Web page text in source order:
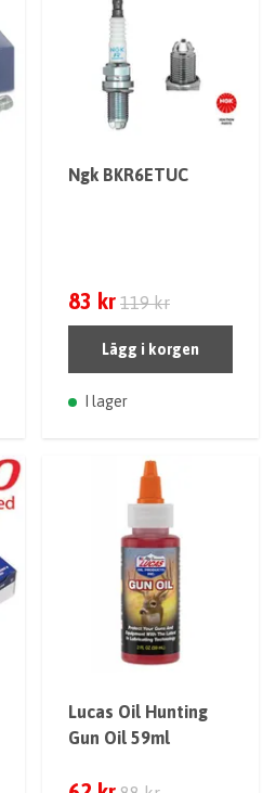
Ngk BKR6ETUC
83 kr 119 kr
Lägg i korgen
I lager
Lucas Oil Hunting
Gun Oil 59ml